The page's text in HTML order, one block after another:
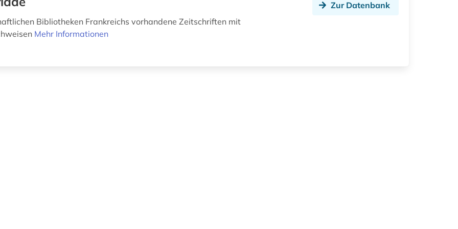
Bibliotheken Frankreichs vorhandene Zeitschriften mit
Mehr Informationen
Zur Datenbank